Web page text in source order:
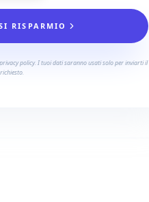
RISPARMIO
policy. I tuoi dati saranno usati solo per inviarti il